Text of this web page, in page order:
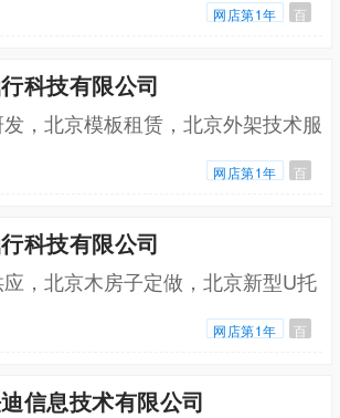
网店第1年 百
科技有限公司
，北京模板租赁，北京外架技术服
网店第1年 百
科技有限公司
，北京木房子定做，北京新型U托
网店第1年 百
信息技术有限公司